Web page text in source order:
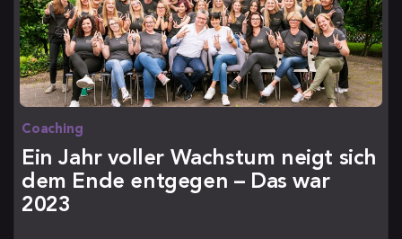
Coaching
Ein Jahr voller Wachstum neigt sich
dem Ende entgegen – Das war
2023